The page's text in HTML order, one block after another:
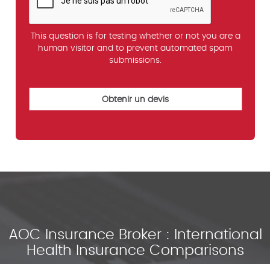
This question is for testing whether or not you are a
human visitor and to prevent automated spam
submissions.
AOC Insurance Broker : International
Health Insurance Comparisons